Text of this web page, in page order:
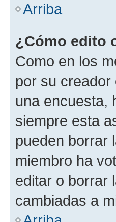
Arriba
¿Cómo edito
Como en los
por su creador
una encuesta,
siempre esta
pueden borrar
miembro ha
editar o borrar
cambiadas a